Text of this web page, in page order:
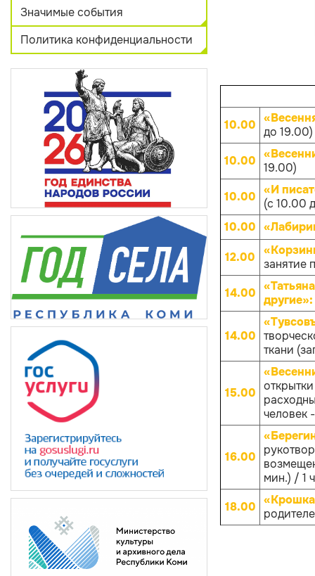
Значимые события
Политика конфиденциальности
10.00 до 19.00)
10.00 19.00)
10.00 «И
(с 10.00
10.00
12.00
занятие
14.00 другие»:
14.00
ткани
15.00
человек
16.00
мин.) / 1
18.00